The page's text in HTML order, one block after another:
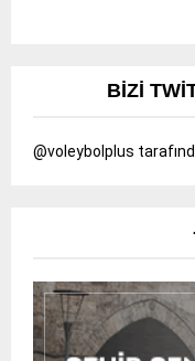
BIZI
@voleybolplus